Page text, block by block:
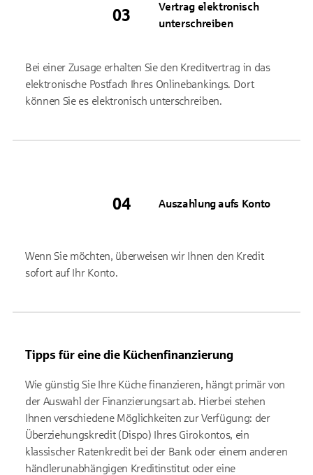
Vertrag elektronisch
unterschreiben
Bei einer Zusage erhalten Sie den Kreditvertrag in das
elektronische Postfach Ihres Onlinebankings. Dort
können Sie es elektronisch unterschreiben.
Auszahlung aufs Konto
Wenn Sie möchten, überweisen wir Ihnen den Kredit
sofort auf Ihr Konto.
Tipps für eine die Küchenfinanzierung
Wie günstig Sie Ihre Küche finanzieren, hängt primär von
der Auswahl der Finanzierungsart ab. Hierbei stehen
Ihnen verschiedene Möglichkeiten zur Verfügung: der
Überziehungskredit (Dispo) Ihres Girokontos, ein
klassischer Ratenkredit bei der Bank oder einem anderen
händlerunabhängigen Kreditinstitut oder eine